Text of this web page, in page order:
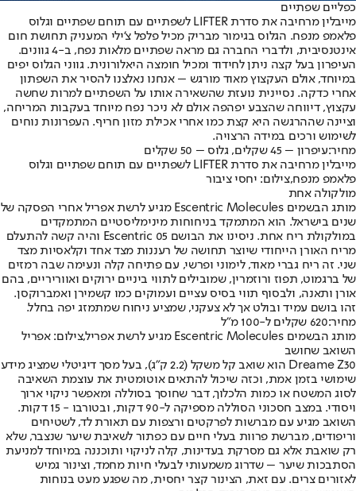
כפליים שפתיים
מייבלין מרחיבה את סדרת LIFTER לשפתיים עם תוחם שפתיים וגלוס
פלאמפ מנפח. הגלוס בגימור מבריק מכיל פלפל צ'ילי המעניק תחושת חום
אינטנסיבית, ולדברי החברה גם מראה שפתיים מלאות נפח, ב-4 גוונים.
העיפרון בעל קצה ניתן לחידוד ומכיל חומצה היאלורונית. גווני הגלוס יפים
במיוחד, אולם העקצוץ מאוד מורגש – אנחנו נאלצנו להסיר את השפתון
אחרי כדקה. נסיינית נועזת שהשאירה אותו על השפתיים למרות שחשה
עקצוץ, דיווחה שהצבע יפהפה אולם לא ניכר נפח מיוחד בעקבות המריחה,
וציינה שההרגשה היא קצת כמו אחרי אכילת מזון חריף. העפרונות נוחים
לשימוש ורכים במידה הרצויה.
מחיר:עיפרון – 45 שקלים, גלוס – 50 שקלים
מייבלין מרחיבה את סדרת LIFTER לשפתיים עם תוחם שפתיים וגלוס
פלאמפ מנפח,צילום: יחסי ציבור
מולקולה אחת
מותג הבשמים Escentric Molecules מגיע לרשת אפריל אחרי הפסקה של
שנים בישראל. הוא המתמקד בניחוחות מינימליסטיים המתמקדים
במולקולת ריח אחת. ניסינו את הבושם Escentric 05 והיה קשה להתעלם
מריח האורן הייחודי שיוצר תחושה של רעננות מצד אחד וקלאסיות מצד
שני. זה ריח גברי מאוד, לימוני ופרשי, עם פתיחה קלה ונעימה שבה רמזים
של ברגמוט, תפוז ורוזמרין, שמובילים לתווי ביניים ירוקים ואווריריים, בהם
אורן ותאנה, ולבסוף תווי בסיס עציים ועמוקים כמו קשמירן ואמברוקסן.
זהו בושם עמיד ובולט אך לא צעקני, שמציע ניחוח שמתמזג יפה בחלל.
מחיר:620 שקלים ל-100 מ"ל
מותג הבשמים Escentric Molecules מגיע לרשת אפריל,צילום: אפריל
השואב שחושב
Dreame Z30 הוא שואב קל משקל (2.2 ק”ג), בעל מסך דיגיטלי שמציג מידע
שימושי בזמן אמת, וכזה שיכול להתאים אוטומטית את עוצמת השאיבה
לסוג המשטח או כמות הלכלוך, דבר שחוסך בסוללה ומאפשר ניקוי ארוך
ויסודי. במצב חסכוני הסוללה מספיקה ל-90 דקות, ובטורבו - 15 דקות.
השואב מגיע עם מברשות לפרקטים ורצפות עם תאורת לד, לשטיחים
וריפודים, מברשת פרוות בעלי חיים עם כפתור לשאיבת שיער שנצבר, שלא
רק שואבת אלא גם מסרקת בעדינות, קלה לניקוי ותוכננה במיוחד למניעת
הסתבכות שיער – שדרוג משמעותי לבעלי חיות מחמד, וצינור גמיש
לאזורים צרים. עם זאת, הצינור קצר יחסית, מה שפגע מעט בנוחות